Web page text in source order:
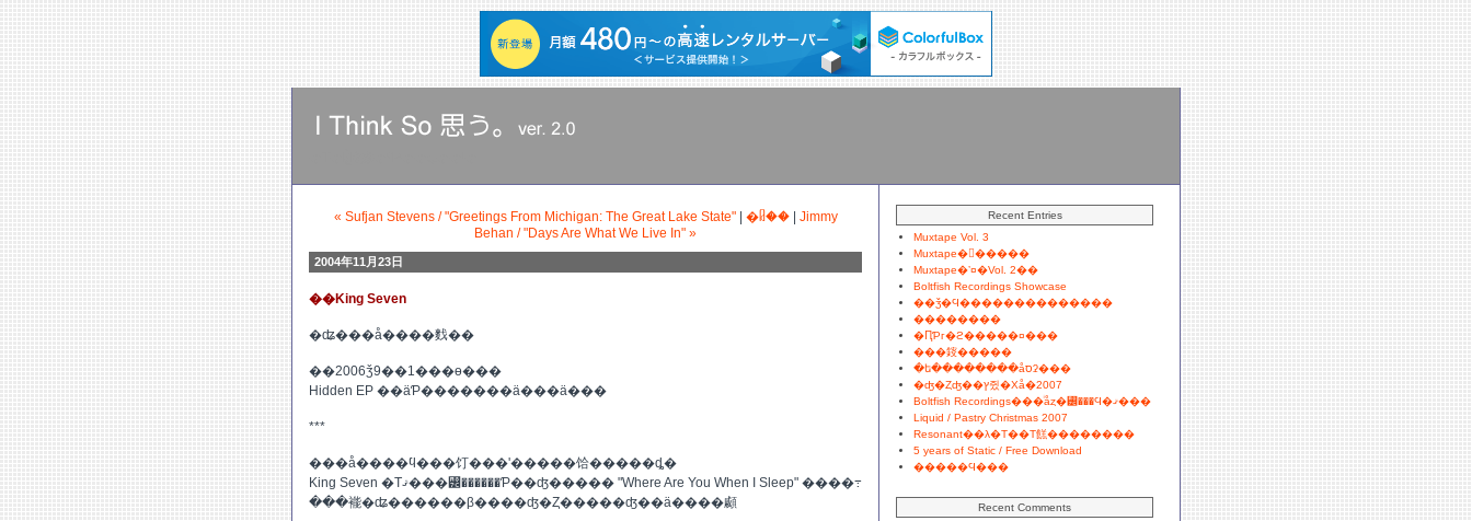
« Sufjan Stevens / "Greetings From Michigan: The Great Lake State"| �ᥤ��| Jimmy
Behan / "Days Are What We Live In" »
2004年11月23日
��King Seven
�ʥ���å����䴰��
��2006ǯ9��1���ɵ���
Hidden EP ��äƤ�������ä���ä���
***
���å����ϥ���饤���ʹ�����饸�����ȡ�
King Seven �Τޤ���꡼������Ƥ��ʤ����� "Where Are You When I Sleep" ����߹
���褦�ʥ������β����ʤ�Ȥ�����ʤ��ä����顣
Recent Entries
Muxtape Vol. 3
Muxtape�򸡺�����
Muxtape�ʼ¤�Vol. 2��
Boltfish Recordings Showcase
��ǯ�Ϥ��������������
��������
�ԤƤг�ϩ�����¤���
���䤹�����
�ե��������åסʡ���
�ʤ�Ȥʤ��ץ쥤�Хå�2007
Boltfish Recordings���ͥåȥ�꡼���Ϥ�ޤ���
Liquid / Pastry Christmas 2007
Resonant��λ�Τ��Τ餻��������
5 years of Static / Free Download
�����Ϥ���
Recent Comments